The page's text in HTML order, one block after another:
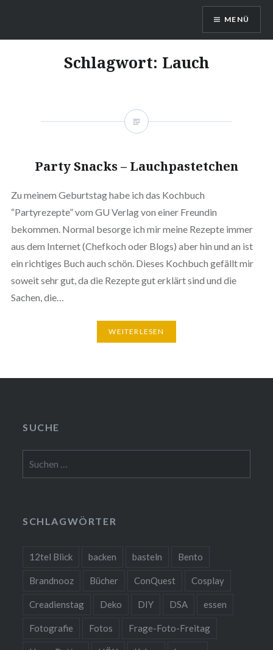
InhaltDragonDanielas Hobbyblog
MENÜ
Schlagwort: Lauch
Party Snacks – Lauchpastetchen
Zu meinem Geburtstag habe ich das Kochbuch
“Partyrezepte” vom GU Verlag von einer Freundin
bekommen. Normal besorge ich mir meine Rezepte immer
aus dem Internet (Chefkoch oder Blogs) aber hin und an ist
ein richtiges Buch auch schön. Dieses Kochbuch gefällt mir
soweit sehr gut, da die Rezepte gut erklärt sind und die
Sachen, die…
WEITERLESEN
SUCHE
nach:
SCHLAGWÖRTER
12tel Blick backen basteln Bento
Brandnooz Bücher ConQuest Cosplay
Creadienstag Deko DIY DSA essen
Fotografie Fotos Frage-Foto-Freitag